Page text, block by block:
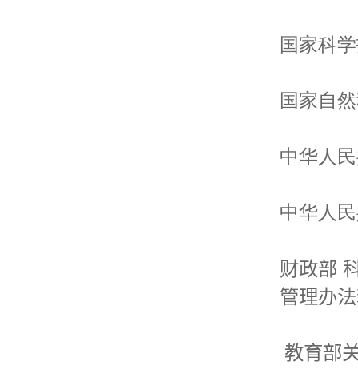
国家科
国家自
中华人
中华人
财政部
管理办
教育部